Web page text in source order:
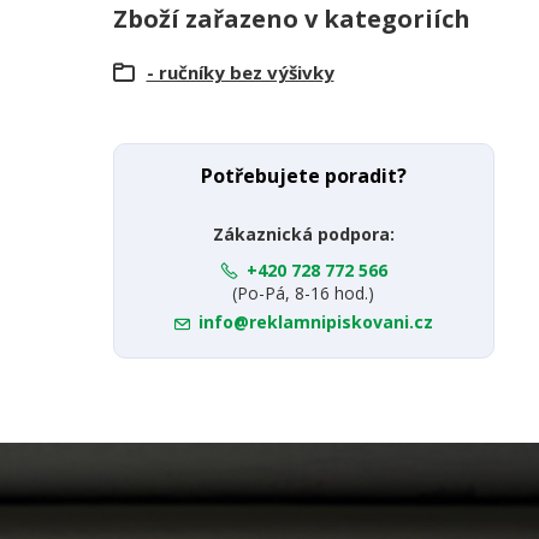
Zboží zařazeno v kategoriích
- ručníky bez výšivky
Potřebujete poradit?
Zákaznická podpora:
+420 728 772 566
(Po-Pá, 8-16 hod.)
info@reklamnipiskovani.cz